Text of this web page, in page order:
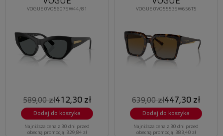
VOGUE 0VO5607S W44/81
589,00 zł412,30 zł
Dodaj do koszyka
Najniższa cena z 30 dni przed
obecną promocją: 329,84 zł
VOGUE 0VO5553S W656T5
639,00 zł447,30 zł
Dodaj do koszyka
Najniższa cena z 30 dni przed
obecną promocją: 383,40 zł